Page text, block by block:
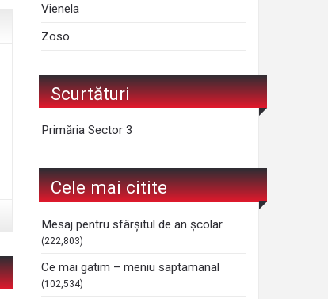
Vienela
Zoso
Scurtături
Primăria Sector 3
Cele mai citite
Mesaj pentru sfârșitul de an școlar
(222,803)
Ce mai gatim – meniu saptamanal
(102,534)